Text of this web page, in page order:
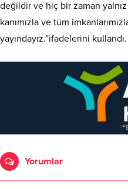
değildir ve hiç bir zaman yalnız
kanımızla ve tüm
yayındayız.”ifadelerini kullandı.
Yorumlar